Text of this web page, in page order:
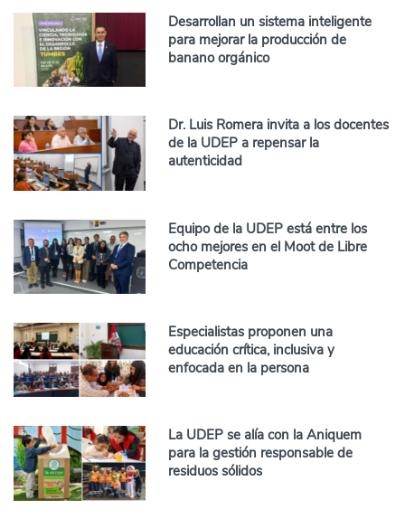
Desarrollan un sistema inteligente
para mejorar la producción de
banano orgánico
Dr. Luis Romera invita a los docentes
de la UDEP a repensar la
autenticidad
Equipo de la UDEP está entre los
ocho mejores en el Moot de Libre
Competencia
Especialistas proponen una
educación crítica, inclusiva y
enfocada en la persona
La UDEP se alía con la Aniquem
para la gestión responsable de
residuos sólidos